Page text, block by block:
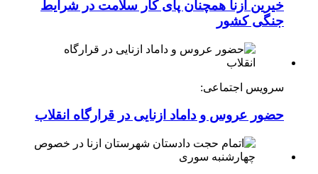
خیرین ازنا همچنان پای کار سلامت در شرایط
جنگی کشور
سرویس اجتماعی:
حضور عروس و داماد ازنایی در قرارگاه انقلاب